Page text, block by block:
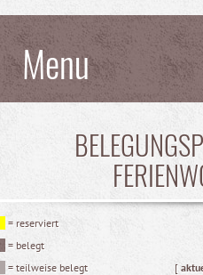
Menu
= reserviert
= belegt
= teilweise belegt
[